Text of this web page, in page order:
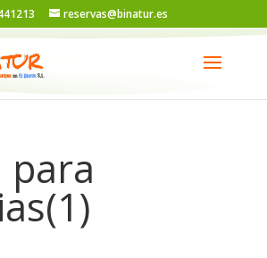
reservas@binatur.es
para